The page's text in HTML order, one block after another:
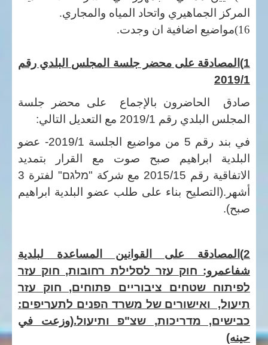
المركز الجماهيري واتحاد المياه والمجاري.
16)مواضيع اضافية ان وجدت.
1)المصادقة على محضر جلسة المجلس البلدي رقم
2019/1
صادق الحاضرون بالإجماع على محضر جلسة
المجلس البلدي رقم 2019/1 مع التعديل التالي:
في بند رقم 5 من مواضيع الجلسة 2019/1- عضو
البلدية ابراهيم صبح صوت مع القرار بتمديد
الاتفاقية رقم 2015/15 مع شركة
"מלגם"
لفترة 3
أشهر.(التصليح بناء على طلب عضو البلدية ابراهيم
صبح).
2)المصادقة على القوانين المساعدة لبلدية
شفاعمرو: חוק עזר לסלילת רחובות, חוק עזר
לפיתוח שטחים ציבוריים פתוחים, חוק עזר
תיעול, ואישורים של משרד הפנים לתעריפים:
כבישים, מדריכות, שצ"פ ותיעול.(وزعت في
حينه)